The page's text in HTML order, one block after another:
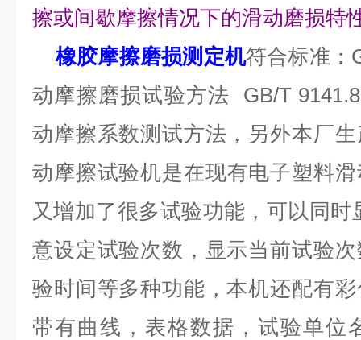
擦或间歇摩擦情况下的滑动磨损特
橡胶摩擦磨损测定机符合标准：
动摩擦磨损试验方法 GB/T
动摩擦系数测试方法， 另外本厂
动摩擦试验机是在现有电子塑料
又增加了很多试验功能，可以同
意设定试验次数，显示当前试验
验时间等多种功能，本机还配有
带有曲线，表格数据，试验单位